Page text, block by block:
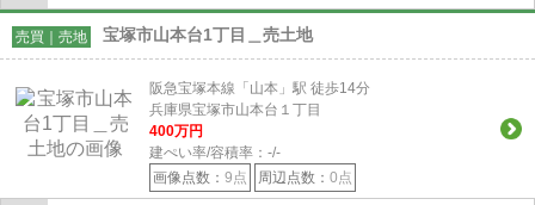
売買｜売地 宝塚市山本台1丁目＿売土地
阪急宝塚本線「山本」駅 徒歩14分
兵庫県宝塚市山本台１丁目
400万円
建ぺい率/容積率： -/-
画像点数： 9点 周辺点数： 0点